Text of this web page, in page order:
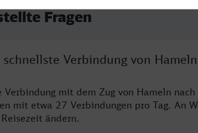
Fragen
schnellste Verbindung von
Verbindung mit dem Zug von Hameln
mit etwa 27 Verbindungen pro Tag. An
ändern.